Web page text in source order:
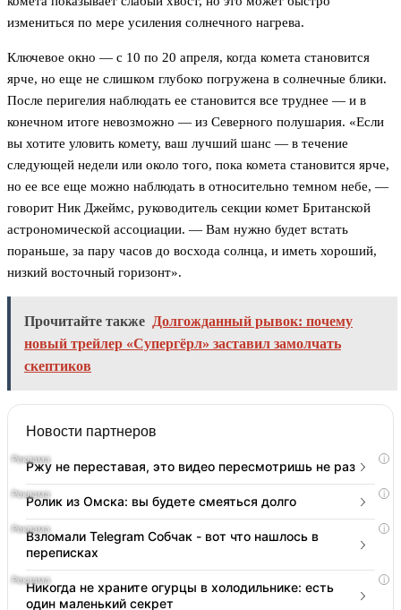
измениться по мере усиления солнечного нагрева.
Ключевое окно — с 10 по 20 апреля, когда комета становится
ярче, но еще не слишком глубоко погружена в солнечные блики.
После перигелия наблюдать ее становится все труднее — и в
конечном итоге невозможно — из Северного полушария. «Если
вы хотите уловить комету, ваш лучший шанс — в течение
следующей недели или около того, пока комета становится ярче,
но ее все еще можно наблюдать в относительно темном небе, —
говорит Ник Джеймс, руководитель секции комет Британской
астрономической ассоциации. — Вам нужно будет встать
пораньше, за пару часов до восхода солнца, и иметь хороший,
низкий восточный горизонт».
Прочитайте также Долгожданный рывок: почему
новый трейлер «Супергёрл» заставил замолчать
скептиков
Новости партнеров
i
Ржу не переставая, это видео пересмотришь не раз
i
Ролик из Омска: вы будете смеяться долго
i
Взломали Telegram Собчак - вот что нашлось в
переписках
i
Никогда не храните огурцы в холодильнике: есть
один маленький секрет